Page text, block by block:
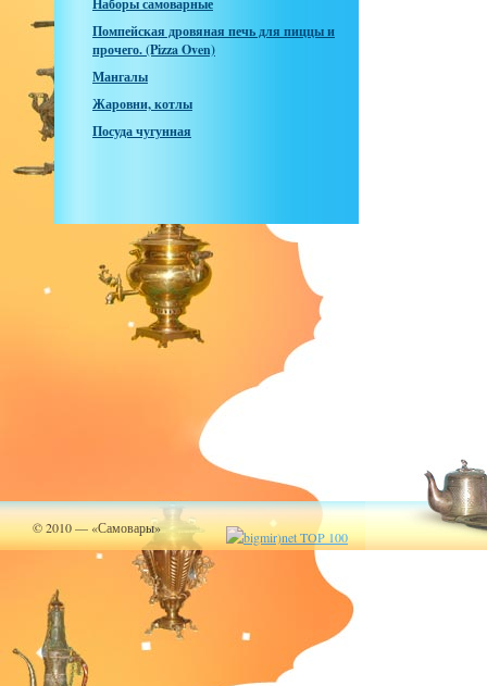
Наборы самоварные
Помпейская дровяная печь для пиццы и
прочего. (Pizza Oven)
Мангалы
Жаровни, котлы
Посуда чугунная
© 2010 — «Самовары»